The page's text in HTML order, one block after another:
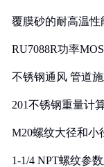
覆膜砂的耐高温性
RU7088R功率
不锈钢通风 管道
201不锈钢重量计
M20螺纹大径和小
1-1/4 NPT螺纹参